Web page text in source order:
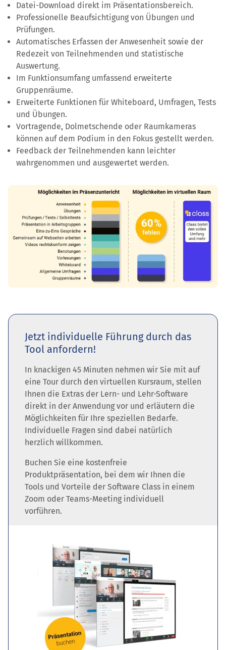
Datei-Download direkt im Präsentationsbereich.
Professionelle Beaufsichtigung von Übungen und
Prüfungen.
Automatisches Erfassen der Anwesenheit sowie der
Redezeit von Teilnehmenden und statistische
Auswertung.
Im Funktionsumfang umfassend erweiterte
Gruppenräume.
Erweiterte Funktionen für Whiteboard, Umfragen, Tests
und Übungen.
Vortragende, Dolmetschende oder Raumkameras
können auf dem Podium in den Fokus gestellt werden.
Feedback der Teilnehmenden kann leichter
wahrgenommen und ausgewertet werden.
Jetzt individuelle Führung durch das
Tool anfordern!
In knackigen 45 Minuten nehmen wir Sie mit auf
eine Tour durch den virtuellen Kursraum, stellen
Ihnen die Extras der Lern- und Lehr-Software
direkt in der Anwendung vor und erläutern die
Möglichkeiten für Ihre speziellen Bedarfe.
Individuelle Fragen sind dabei natürlich
herzlich willkommen.
Buchen Sie eine kostenfreie
Produktpräsentation, bei dem wir Ihnen die
Tools und Vorteile der Software Class in einem
Zoom oder Teams-Meeting individuell
vorführen.